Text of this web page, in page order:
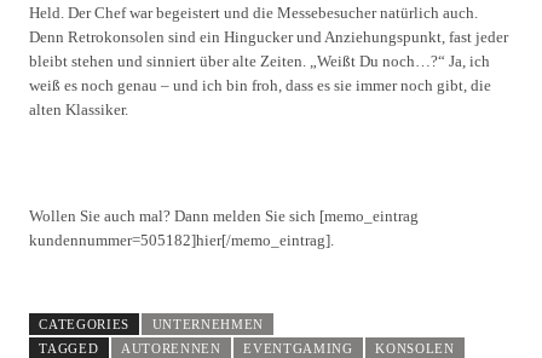
Held. Der Chef war begeistert und die Messebesucher natürlich auch.
Denn Retrokonsolen sind ein Hingucker und Anziehungspunkt, fast jeder
bleibt stehen und sinniert über alte Zeiten. „Weißt Du noch…?“ Ja, ich
weiß es noch genau – und ich bin froh, dass es sie immer noch gibt, die
alten Klassiker.
Wollen Sie auch mal? Dann melden Sie sich [memo_eintrag
kundennummer=505182]hier[/memo_eintrag].
CATEGORIES
UNTERNEHMEN
TAGGED
AUTORENNEN EVENTGAMING
KONSOLEN